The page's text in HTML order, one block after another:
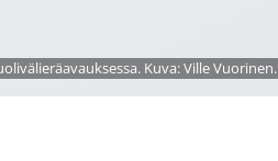
Kuva: Ville Vuorinen.